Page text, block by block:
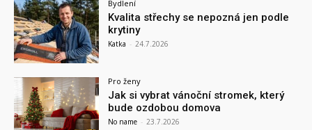
Bydlení
Kvalita střechy se nepozná jen podle
krytiny
Katka - 24.7.2026
Pro ženy
Jak si vybrat vánoční stromek, který
bude ozdobou domova
No name - 23.7.2026